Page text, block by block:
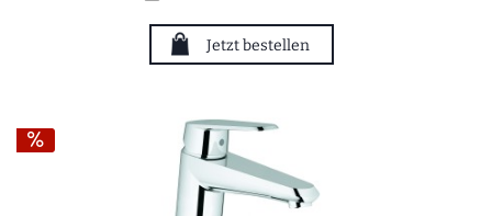
Jetzt bestellen